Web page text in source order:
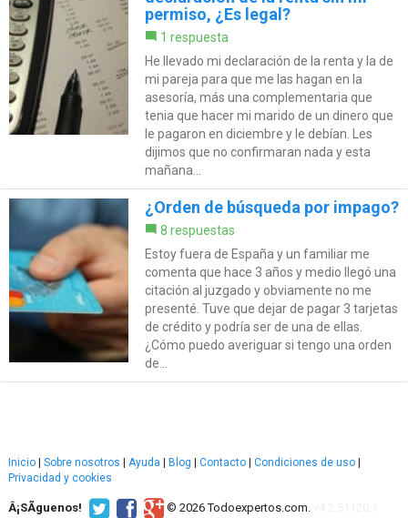
permiso, ¿Es legal?
1 respuesta
He llevado mi declaración de la renta y la de
mi pareja para que me las hagan en la
asesoría, más una complementaria que
tenia que hacer mi marido de un dinero que
le pagaron en diciembre y le debían. Les
dijimos que no confirmaran nada y esta
mañana...
¿Orden de búsqueda por impago?
8 respuestas
Estoy fuera de España y un familiar me
comenta que hace 3 años y medio llegó una
citación al juzgado y obviamente no me
presenté. Tuve que dejar de pagar 3 tarjetas
de crédito y podría ser de una de ellas.
¿Cómo puedo averiguar si tengo una orden
de...
Inicio Sobre nosotros Ayuda Blog Contacto Condiciones de uso
Privacidad y cookies
Â¡SÃ­guenos! © 2026 Todoexpertos.com.